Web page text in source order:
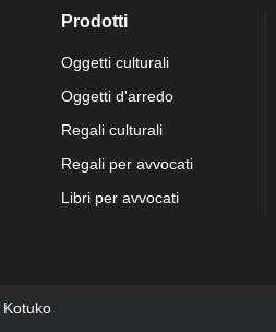
Prodotti
Oggetti culturali
Oggetti d'arredo
Regali culturali
Regali per avvocati
Libri per avvocati
Kotuko